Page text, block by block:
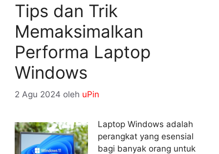
Tips dan Trik
Memaksimalkan
Performa Laptop
Windows
2 Agu 2024 oleh uPin
Laptop Windows adalah
perangkat yang esensial
bagi banyak orang untuk